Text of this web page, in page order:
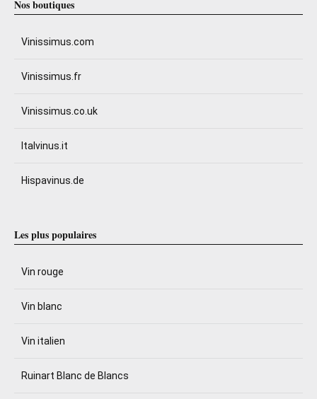
Nos boutiques
Vinissimus.com
Vinissimus.fr
Vinissimus.co.uk
Italvinus.it
Hispavinus.de
Les plus populaires
Vin rouge
Vin blanc
Vin italien
Ruinart Blanc de Blancs